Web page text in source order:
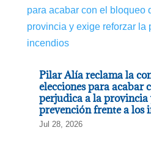
Pilar Alía reclama la
elecciones para acabar
perjudica a la provincia
prevención frente a los
Jul 28, 2026